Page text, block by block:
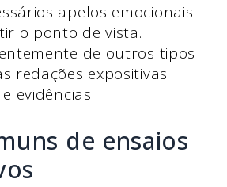
apelos emocionais
o ponto de vista.
de outros tipos
redações expositivas
evidências.
de ensaios